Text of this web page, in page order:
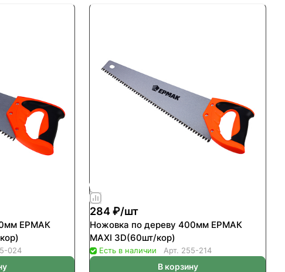
ЕРМАК
024
284 ₽/шт
Ножовка по дереву 400мм ЕРМАК
MAXI 3D(60шт/кор)
Есть в наличии Арт. 255-214
В корзину